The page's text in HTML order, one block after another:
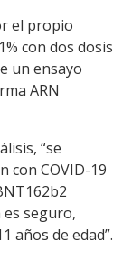
el propio
con dos dosis
un ensayo
ARN
“se
con COVID-19
es seguro,
años de edad”.